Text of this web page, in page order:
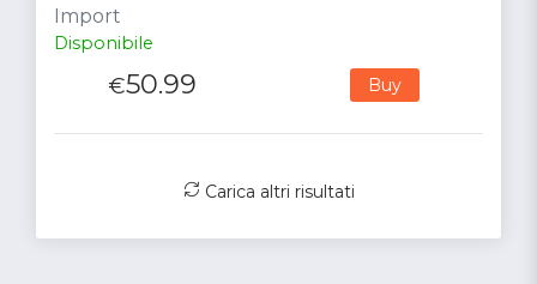
Import
Disponibile
€50.99 Buy
Carica altri risultati